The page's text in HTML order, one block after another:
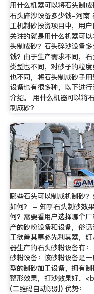
用什么机器可以将石头制成
石头碎沙设备多少钱-河南
工机制砂投资项目中，用户
关注的就是用什么机器可以
头制成砂？石头碎沙设备多
钱？由于生产需求不同，石
类型也不同，对砂子的粒度
也不同，将石头制成砂子用
设备也有很多种，以下进行
介绍。 用什么机器可以将
制成砂？
哪些石头可以制成机制砂？
如何？ - 知乎石头制砂效
何？需要看用户选择哪个厂
产的砂粉设备和设备，俗话
工欲善其事必先利其器，红
器生产的石头砂粉设备有
砂粉设备：该砂粉设备是一
型的制砂加工设备，拥有制
整形效果，打沙效果好。
(二维码自动识别) 优势：